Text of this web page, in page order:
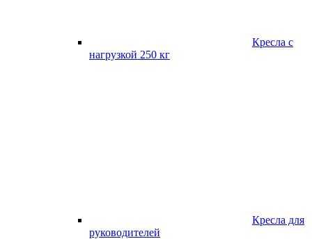
Кресла с
нагрузкой 250 кг
Кресла для
руководителей